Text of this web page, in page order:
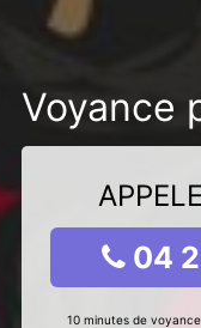
Voyance
04
10 minutes de